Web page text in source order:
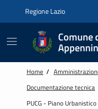
Regione Lazio
Comune
Home /
Documentazione tecnica
PUCG - Piano